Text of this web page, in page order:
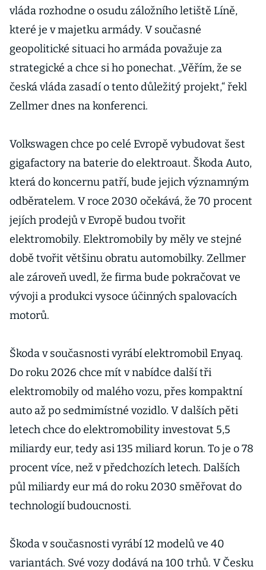
vláda rozhodne o osudu záložního letiště Líně,
které je v majetku armády. V současné
geopolitické situaci ho armáda považuje za
strategické a chce si ho ponechat. „Věřím, že se
česká vláda zasadí o tento důležitý projekt,“ řekl
Zellmer dnes na konferenci.
Volkswagen chce po celé Evropě vybudovat šest
gigafactory na baterie do elektroaut. Škoda Auto,
která do koncernu patří, bude jejich významným
odběratelem. V roce 2030 očekává, že 70 procent
jejích prodejů v Evropě budou tvořit
elektromobily. Elektromobily by měly ve stejné
době tvořit většinu obratu automobilky. Zellmer
ale zároveň uvedl, že firma bude pokračovat ve
vývoji a produkci vysoce účinných spalovacích
motorů.
Škoda v současnosti vyrábí elektromobil Enyaq.
Do roku 2026 chce mít v nabídce další tři
elektromobily od malého vozu, přes kompaktní
auto až po sedmimístné vozidlo. V dalších pěti
letech chce do elektromobility investovat 5,5
miliardy eur, tedy asi 135 miliard korun. To je o 78
procent více, než v předchozích letech. Dalších
půl miliardy eur má do roku 2030 směřovat do
technologií budoucnosti.
Škoda v současnosti vyrábí 12 modelů ve 40
variantách. Své vozy dodává na 100 trhů. V Česku